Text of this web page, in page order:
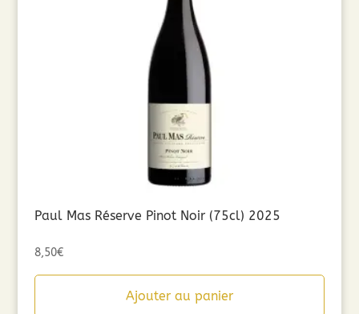
Paul Mas Réserve Pinot Noir (75cl) 2025
8,50€
Ajouter au panier